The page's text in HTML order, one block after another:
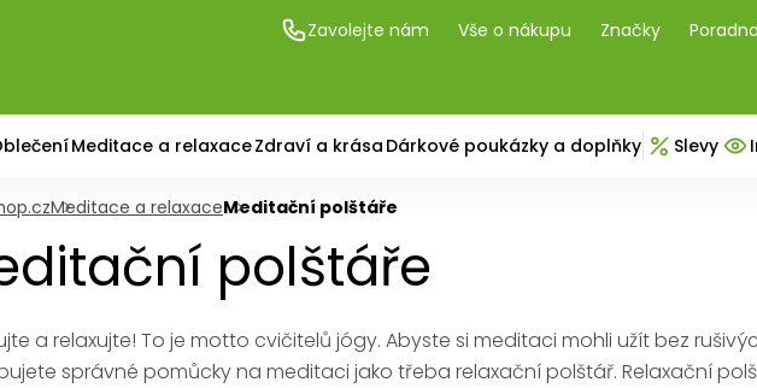
Zavolejte nám Vše o nákupu Značky Poradna
Meditace a relaxaceZdraví a krása Dárkové poukázky a doplňky Slevy
Meditace a relaxaceMeditační polštáře
polštáře
a relaxujte! To je motto cvičitelů jógy. Abyste si meditaci mohli užít bez
správné pomůcky na meditaci jako třeba relaxační polštář. Relaxační